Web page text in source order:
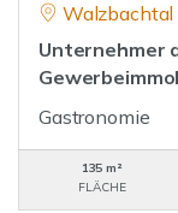
Walzbachtal
Unternehmer
Gastronomie
135 m²
FLÄCHE